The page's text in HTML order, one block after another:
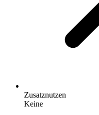
Zusatznutzen
Keine